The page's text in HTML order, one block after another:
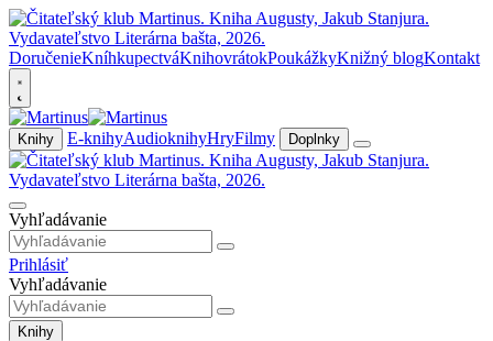
DoručenieKníhkupectváKnihovrátokPoukážkyKnižný blogKontakt
Knihy E-knihyAudioknihyHryFilmy Doplnky
Vyhľadávanie
Prihlásiť
Vyhľadávanie
Knihy